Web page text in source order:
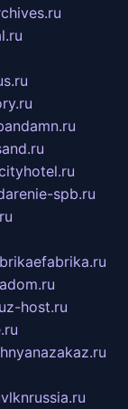
spb.ru
z-host.ru
vlknrussia.ru